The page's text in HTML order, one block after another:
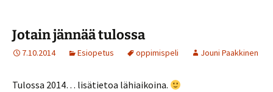
Jotain jännää tulossa
7.10.2014 Esiopetus oppimispeli Jouni Paakkinen
Tulossa 2014… lisätietoa lähiaikoina.